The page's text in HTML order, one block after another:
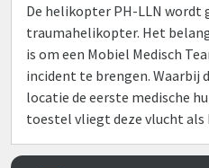
De helikopter PH-LLN wordt
traumahelikopter. Het
is om een Mobiel Medisch
incident te brengen. Waarbij
locatie de eerste medische
toestel vliegt deze vlucht als